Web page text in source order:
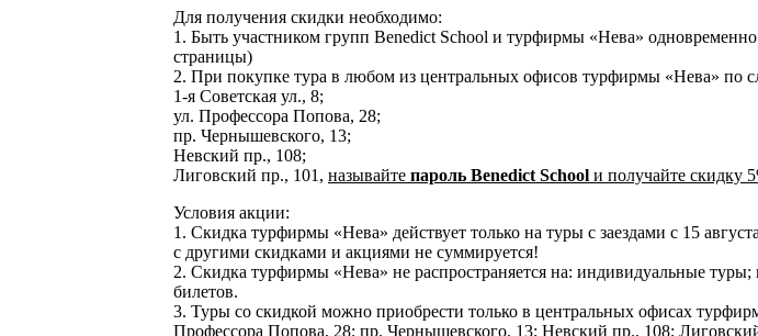
Для получения скидки необходимо:
1. Быть участником групп Benedict School и турфирмы «Нева»
страницы)
2. При покупке тура в любом из центральных офисов турфирмы «Нева» по
1-я Советская ул., 8;
ул. Профессора Попова, 28;
пр. Чернышевского, 13;
Невский пр., 108;
Лиговский пр., 101, называйте пароль Benedict School и получайте скидку
Условия акции:
1. Скидка турфирмы «Нева» действует только на туры с заездами с 15
с другими скидками и акциями не суммируется!
2. Скидка турфирмы «Нева» не распространяется на: индивидуальные
билетов.
3. Туры со скидкой можно приобрести только в центральных офисах
Профессора Попова, 28; пр. Чернышевского, 13; Невский пр., 108;